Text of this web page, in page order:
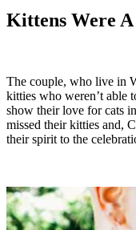
Kittens Were
The couple, who live in
kitties who weren’t able
show their love for cats
missed their kitties and,
their spirit to the